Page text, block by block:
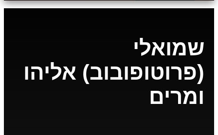
שמואלי
(פרוטופובוב) אליהו
ומרים